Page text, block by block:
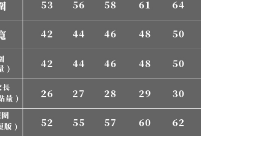
「AFTEE先享後付」，若未經同意申辦者引起之損失，本公司不負相關責
任。
４．使用「AFTEE先享後付」時，將依據個別帳號之用戶狀況，依本公司
即時審查核予不同之上限額度；若仍有額度不足之情形，本公司將視審查
結果請求用戶進行身份認證。
５．嚴禁一人註冊多個帳號或使用他人資訊註冊。若發現惡意使用之情
形，恩沛科技股份有限公司將有權停止該用戶之使用額度並採取法律行
動。